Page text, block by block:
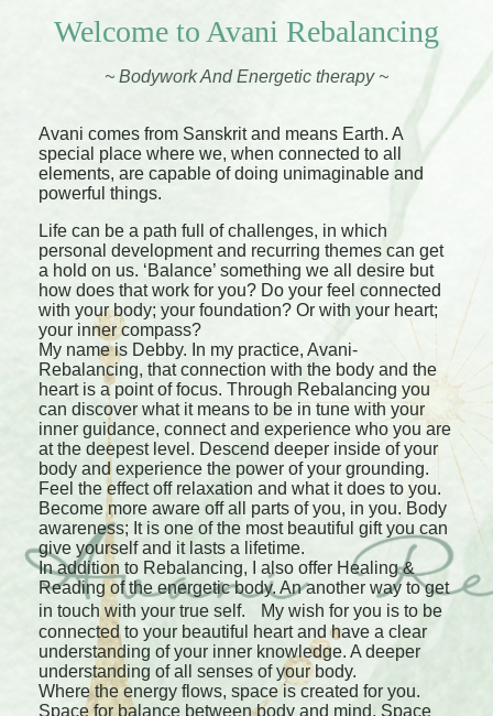
Welcome to Avani Rebalancing
~ Bodywork And Energetic therapy ~
Avani comes from Sanskrit and means Earth. A
special place where we, when connected to all
elements, are capable of doing unimaginable and
powerful things.
Life can be a path full of challenges, in which
personal development and recurring themes can get
a hold on us. ‘Balance’ something we all desire but
how does that work for you? Do your feel connected
with your body; your foundation? Or with your heart;
your inner compass?
My name is Debby. In my practice, Avani-
Rebalancing, that connection with the body and the
heart is a point of focus. Through Rebalancing you
can discover what it means to be in tune with your
inner guidance, connect and experience who you are
at the deepest level. Descend deeper inside of your
body and experience the power of your grounding.
Feel the effect off relaxation and what it does to you.
Become more aware off all parts of you, in you. Body
awareness; It is one of the most beautiful gift you can
give yourself and it lasts a lifetime.
In addition to Rebalancing, I also offer Healing &
Reading of the energetic body. An another way to get
in touch with your true self. My wish for you is to be
connected to your beautiful heart and have a clear
understanding of your inner knowledge. A deeper
understanding of all senses of your body.
Where the energy flows, space is created for you.
Space for balance between body and mind. Space